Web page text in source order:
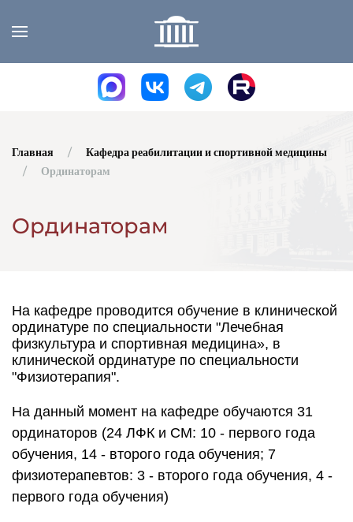
Skip to main content
Главная
Кафедра реабилитации и спортивной медицины
Ординаторам
Ординаторам
На кафедре проводится обучение в клинической
ординатуре по специальности "Лечебная
физкультура и спортивная медицина», в
клинической ординатуре по специальности
"Физиотерапия".
На данный момент на кафедре обучаются 31
ординаторов (24 ЛФК и СМ: 10 - первого года
обучения, 14 - второго года обучения; 7
физиотерапевтов: 3 - второго года обучения, 4 -
первого года обучения)